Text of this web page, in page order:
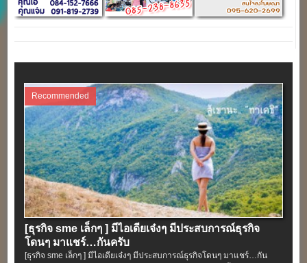
Recommended
[ธุรกิจ sme เล็กๆ ] มีไอเดียเจ๋งๆ มีประสบการณ์ธุรกิจ
โดนๆ มาแชร์…กันครับ
[ธุรกิจ sme เล็กๆ ] มีไอเดียเจ๋งๆ มีประสบการณ์ธุรกิจโดนๆ มาแชร์…กัน